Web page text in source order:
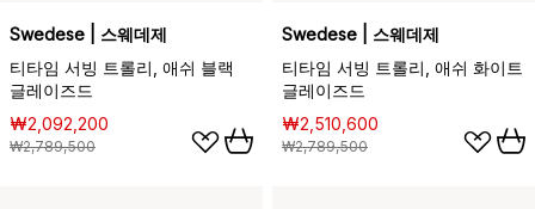
Swedese | 스웨데제
티타임 서빙 트롤리, 애쉬 블랙
글레이즈드
₩2,092,200
₩2,789,500
Swedese | 스웨데제
티타임 서빙 트롤리, 애쉬 화이트
글레이즈드
₩2,510,600
₩2,789,500